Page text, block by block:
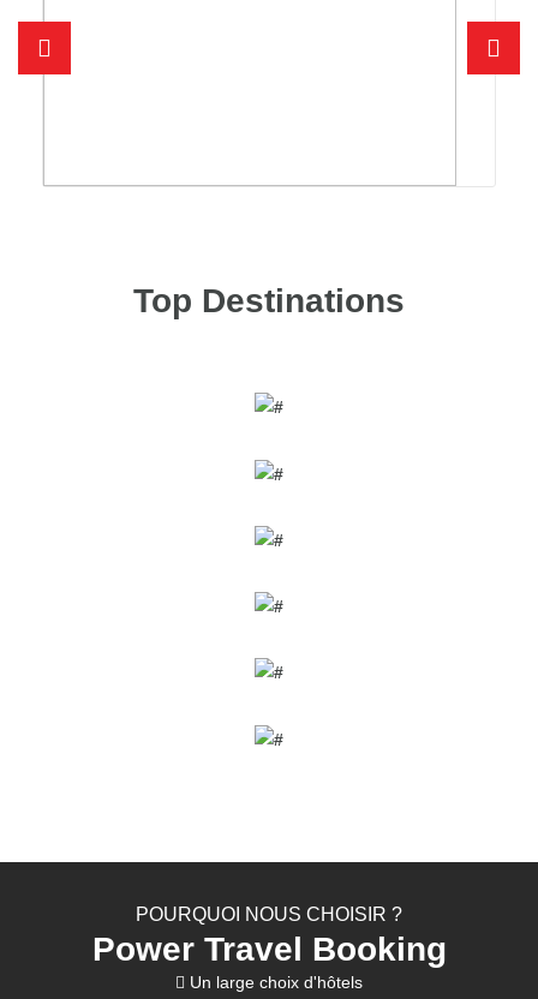
Top Destinations
POURQUOI NOUS CHOISIR ?
Power Travel Booking
Un large choix d'hôtels